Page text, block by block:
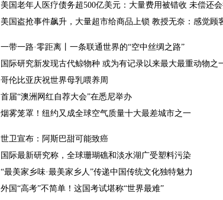
美国老年人医疗债务超500亿美元：大量费用被错收 未偿还
美国盗抢事件飙升，大量超市给商品上锁 教授无奈：感觉顾
一带一路·零距离丨一条联通世界的“空中丝绸之路”
国际研究新发现古代鲸物种 或为有记录以来最大最重动物之
哥伦比亚庆祝世界母乳喂养周
首届“澳洲网红自荐大会”在悉尼举办
烟雾笼罩！纽约又成全球空气质量十大最差城市之一
世卫宣布：阿斯巴甜可能致癌
国际最新研究称，全球珊瑚礁和淡水湖广受塑料污染
“最美家乡味·最美家乡人”传递中国传统文化独特魅力
外国“高考”不简单！这国考试堪称“世界最难”